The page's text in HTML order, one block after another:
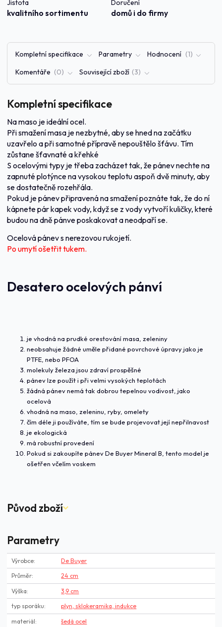
Jistota
kvalitního sortimentu
Doručení
domů i do firmy
Kompletní specifikace Parametry Hodnocení 1
Komentáře 0 Související zboží 3
Kompletní specifikace
Na maso je ideální ocel.
Při smažení masa je nezbytné, aby se hned na začátku
uzavřelo a při samotné přípravě nepouštělo šťávu. Tím
zůstane šťavnaté a křehké
S ocelovými typy je třeba zacházet tak, že pánev nechte na
zapnuté plotýnce na vysokou teplotu aspoň dvě minuty, aby
se dostatečně rozehřála.
Pokud je pánev připravená na smažení poznáte tak, že do ní
kápnete pár kapek vody, když se z vody vytvoří kuličky, které
budou na dně pánve poskakovat a neodpaří se.
Ocelová pánev s nerezovou rukojetí.
Po umytí ošetřit tukem.
Desatero ocelových pánví
je vhodná na prudké orestování masa, zeleniny
neobsahuje žádné uměle přidané povrchové úpravy jako je
PTFE, nebo PFOA
molekuly železa jsou zdraví prospěšné
pánev lze použít i při velmi vysokých teplotách
žádná pánev nemá tak dobrou tepelnou vodivost, jako
ocelová
vhodná na maso, zeleninu, ryby, omelety
čím déle ji používáte, tím se bude projevovat její nepřilnavost
je ekologická
má robustní provedení
Pokud si zakoupíte pánev De Buyer Mineral B, tento model je
ošetřen včelím voskem
Původ zboží
Parametry
Výrobce De Buyer
Průměr 24 cm
Výška 3,9 cm
typ sporáku plyn, sklokeramika, indukce
materiál šedá ocel